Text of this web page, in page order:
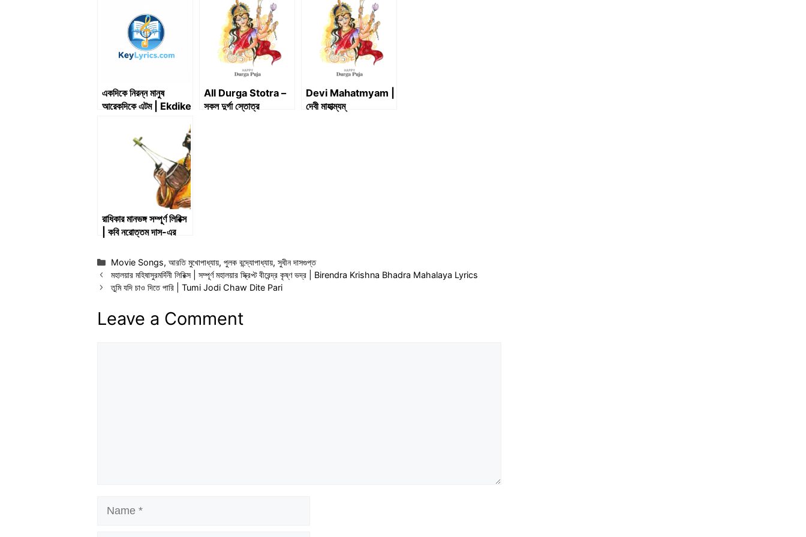
একদিকে নিরন্ন মানুষ
আরেকদিকে এটম | Ekdike
Key Lyrics
All Durga Stotra –
সকল দুর্গা স্তোত্র
Devi Mahatmyam |
দেবী মাহাত্ম্যম্
রাধিকার মানভঙ্গ সম্পূর্ণ লিরিক্স
| কবি নরোত্তম দাস-এর
Categories
Movie Songs,আরতি মুখোপাধ্যায়,পুলক বন্দ্যোপাধ্যায়,সুধীন দাসগুপ্ত
মহালয়ার মহিষাসুরমর্দিনী লিরিক্স | সম্পূর্ণ মহালয়ার স্ক্রিপ্ট বীরেন্দ্র কৃষ্ণ ভদ্র | Birendra Krishna Bhadra Mahalaya Lyrics
তুমি যদি চাও দিতে পারি | Tumi Jodi Chaw Dite Pari
Leave a Comment
Name